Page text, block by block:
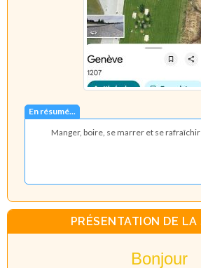
En résumé...
Manger, boire, se marrer et se rafraîchir
PRÉSENTATION DE LA
Bonjour